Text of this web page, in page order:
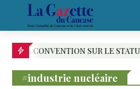
SUR LE STATUT DE LA MER
#industrie nucléaire